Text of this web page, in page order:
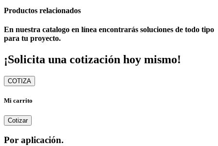
Productos relacionados
En nuestra catalogo en línea encontrarás soluciones de todo tipo
para tu proyecto.
¡Solicita una cotización hoy mismo!
COTIZA
Mi carrito
Cotizar
Por aplicación.